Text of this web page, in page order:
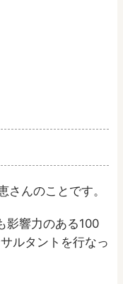
さんのことです。
影響力のある100
ルタントを行なっ